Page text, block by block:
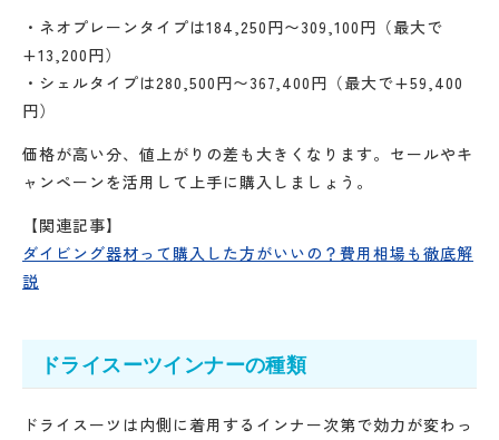
・ネオプレーンタイプは184,250円〜309,100円（最大で
+13,200円）
・シェルタイプは280,500円〜367,400円（最大で+59,400
円）
価格が高い分、値上がりの差も大きくなります。セールやキ
ャンペーンを活用して上手に購入しましょう。
【関連記事】
ダイビング器材って購入した方がいいの？費用相場も徹底解
説
ドライスーツインナーの種類
ドライスーツは内側に着用するインナー次第で効力が変わっ